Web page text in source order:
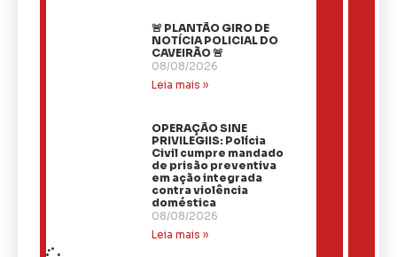
🚨 PLANTÃO GIRO DE
NOTÍCIA POLICIAL DO
CAVEIRÃO 🚨
08/08/2026
Leia mais »
OPERAÇÃO SINE
PRIVILEGIIS: Polícia
Civil cumpre mandado
de prisão preventiva
em ação integrada
contra violência
doméstica
08/08/2026
Leia mais »